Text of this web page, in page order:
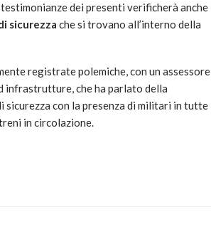
dei presenti verificherà anche
sicurezza che si trovano all’interno della
registrate polemiche, con un assessore
infrastrutture, che ha parlato della
sicurezza con la presenza di militari in tutte
in circolazione.